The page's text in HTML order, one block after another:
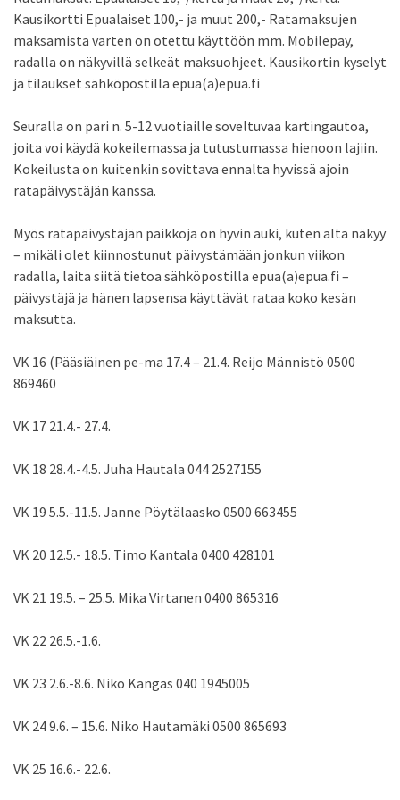
Kausikortti Epualaiset 100,- ja muut 200,- Ratamaksujen
maksamista varten on otettu käyttöön mm. Mobilepay,
radalla on näkyvillä selkeät maksuohjeet. Kausikortin kyselyt
ja tilaukset sähköpostilla epua(a)epua.fi
Seuralla on pari n. 5-12 vuotiaille soveltuvaa kartingautoa,
joita voi käydä kokeilemassa ja tutustumassa hienoon lajiin.
Kokeilusta on kuitenkin sovittava ennalta hyvissä ajoin
ratapäivystäjän kanssa.
Myös ratapäivystäjän paikkoja on hyvin auki, kuten alta näkyy
– mikäli olet kiinnostunut päivystämään jonkun viikon
radalla, laita siitä tietoa sähköpostilla epua(a)epua.fi –
päivystäjä ja hänen lapsensa käyttävät rataa koko kesän
maksutta.
VK 16 (Pääsiäinen pe-ma 17.4 – 21.4. Reijo Männistö 0500
869460
VK 17 21.4.- 27.4.
VK 18 28.4.-4.5. Juha Hautala 044 2527155
VK 19 5.5.-11.5. Janne Pöytälaasko 0500 663455
VK 20 12.5.- 18.5. Timo Kantala 0400 428101
VK 21 19.5. – 25.5. Mika Virtanen 0400 865316
VK 22 26.5.-1.6.
VK 23 2.6.-8.6. Niko Kangas 040 1945005
VK 24 9.6. – 15.6. Niko Hautamäki 0500 865693
VK 25 16.6.- 22.6.